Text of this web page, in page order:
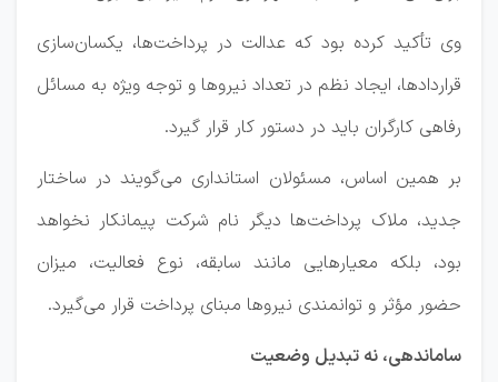
وی تأکید کرده بود که عدالت در پرداخت‌ها، یکسان‌سازی
قراردادها، ایجاد نظم در تعداد نیروها و توجه ویژه به مسائل
رفاهی کارگران باید در دستور کار قرار گیرد.
بر همین اساس، مسئولان استانداری می‌گویند در ساختار
جدید، ملاک پرداخت‌ها دیگر نام شرکت پیمانکار نخواهد
بود، بلکه معیارهایی مانند سابقه، نوع فعالیت، میزان
حضور مؤثر و توانمندی نیروها مبنای پرداخت قرار می‌گیرد.
ساماندهی، نه تبدیل وضعیت